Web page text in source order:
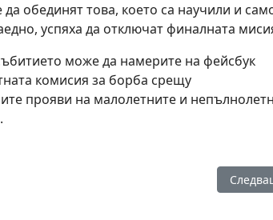
обединят това, което са научили и
успяха да отключат финалната
може да намерите на фейсбук
комисия за борба срещу
прояви на малолетните и
на учебните програми обсъдиха